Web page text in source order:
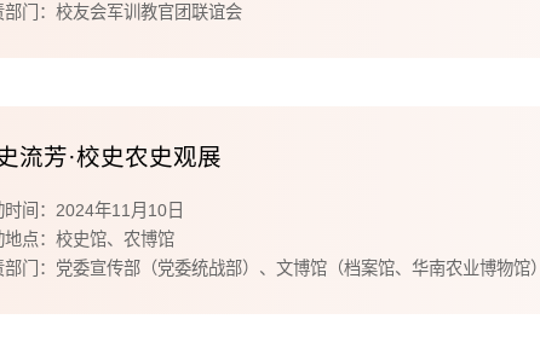
部门：校友会军训教官团联谊会
流芳·校史农史观展
时间：2024年11月10日
地点：校史馆、农博馆
部门：党委宣传部（党委统战部）、文博馆（档案馆、华南农业博物馆）